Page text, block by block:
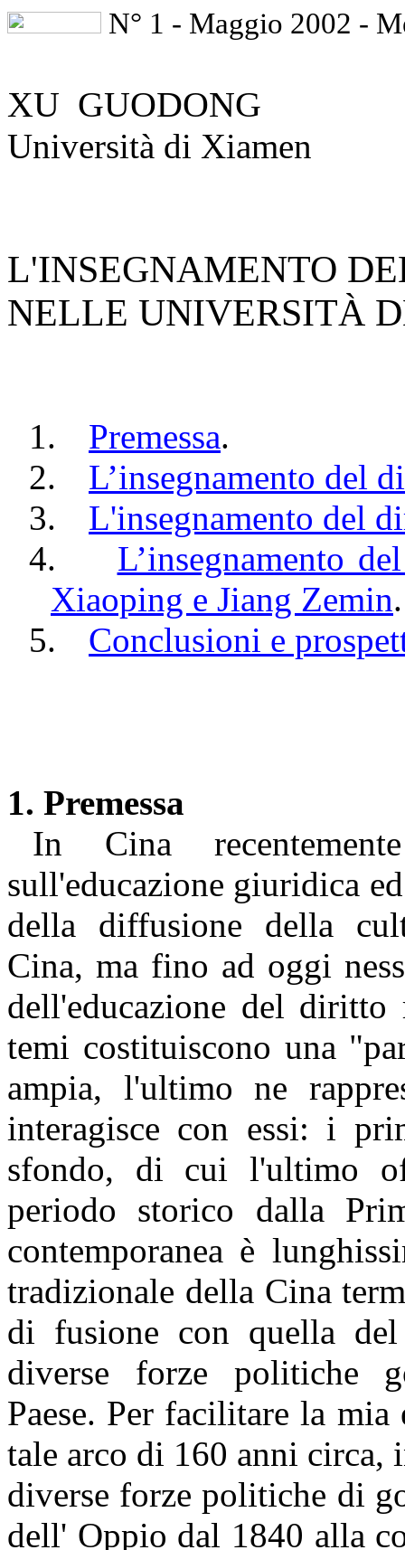
N° 1 - Maggio 2002 -
XU GUODONG
Università di Xiamen
L'INSEGNAMENTO
NELLE UNIVERSITÀ
1. Premessa.
2.
L’insegnamento del
3.
L'insegnamento del
4.
L’insegnamento
Xiaoping e Jiang Zemin.
5.
Conclusioni e
1. Premessa
In Cina
sull'educazione giuridica
della diffusione della
Cina, ma fino ad oggi
dell'educazione del
temi costituiscono una
ampia, l'ultimo ne
interagisce con essi: i
sfondo, di cui l'ultimo
periodo storico dalla
contemporanea è
tradizionale della Cina
di fusione con quella del
diverse forze politiche
Paese. Per facilitare la
tale arco di 160 anni circa,
diverse forze politiche di
dell' Oppio dal 1840 alla